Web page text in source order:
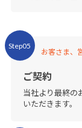
Step05
お客さま、
ご契約
当社より最終の
いただきます。